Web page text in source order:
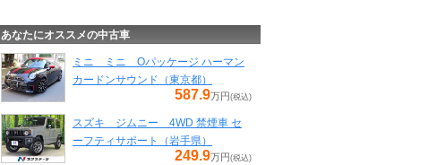
あなたにオススメの中古車
ミニ ミニ Oパッケージ ハーマン
カードンサウンド（東京都）
587.9万円 (税込)
スズキ ジムニー 4WD 禁煙車 セ
ーフティサポート（岩手県）
249.9万円 (税込)